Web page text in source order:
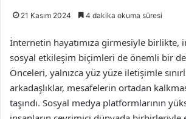
21 Kasım 2024 4 dakika okuma süresi
İnternetin hayatımıza girmesiyle birlikte,
sosyal etkileşim biçimleri de önemli bir
Önceleri, yalnızca yüz yüze iletişimle
arkadaşlıklar, mesafelerin ortadan
taşındı. Sosyal medya platformlarının